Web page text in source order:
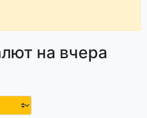
на вчера